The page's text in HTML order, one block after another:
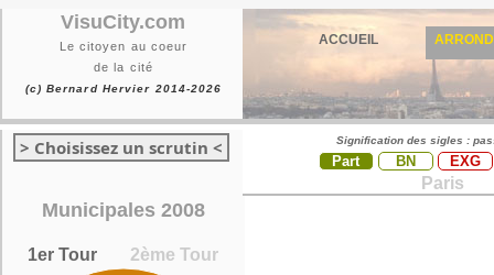
VisuCity.com
Le citoyen au coeur
de la cité
(c) Bernard Hervier 2014-2026
ACCUEIL
> Choisissez un scrutin <
Municipales 2008
1er Tour 2ème Tour
Signification des sigles :
Part BN EXG
Paris